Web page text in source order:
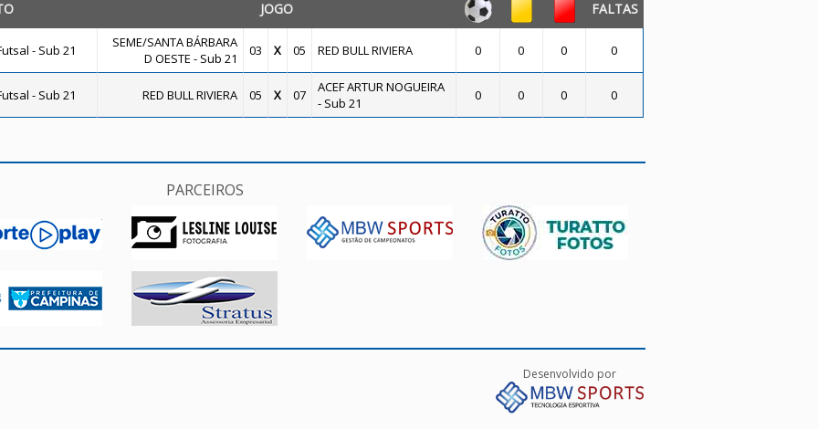
JOGO FALTAS
- Sub 21
SEME/SANTA BÁRBARA
D OESTE - Sub 21
03 X 05 RED BULL RIVIERA 0 0 0 0
- Sub 21 RED BULL RIVIERA 05 X 07
ACEF ARTUR NOGUEIRA
- Sub 21
0 0 0 0
PARCEIROS
Desenvolvido por